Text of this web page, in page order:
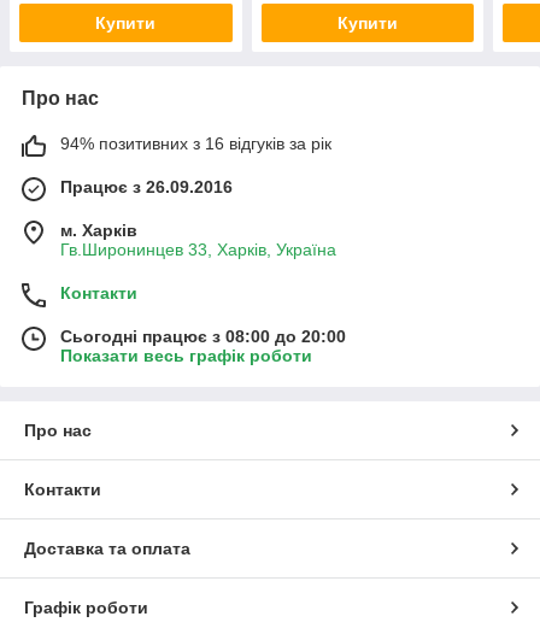
Купити Купити
Про нас
94% позитивних з 16 відгуків за рік
Працює з 26.09.2016
м. Харків
Гв.Широнинцев 33, Харків, Україна
Контакти
Сьогодні працює з 08:00 до 20:00
Показати весь графік роботи
Про нас
Контакти
Доставка та оплата
Графік роботи